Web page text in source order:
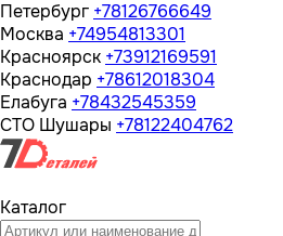
Петербург +78126766649
Москва +74954813301
Красноярск +73912169591
Краснодар +78612018304
Елабуга +78432545359
СТО Шушары +78122404762
Каталог